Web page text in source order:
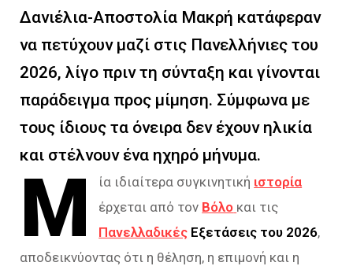
Δανιέλια-Αποστολία Μακρή κατάφεραν
να πετύχουν μαζί στις Πανελλήνιες του
2026, λίγο πριν τη σύνταξη και γίνονται
παράδειγμα προς μίμηση. Σύμφωνα με
τους ίδιους τα όνειρα δεν έχουν ηλικία
και στέλνουν ένα ηχηρό μήνυμα.
Μ ία ιδιαίτερα συγκινητική ιστορία
έρχεται από τον Βόλο και τις
Πανελλαδικές Εξετάσεις του 2026,
αποδεικνύοντας ότι η θέληση, η επιμονή και η